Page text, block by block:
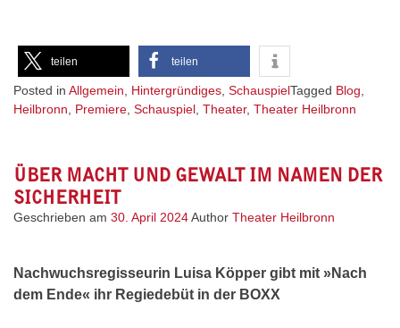
teilen teilen
Posted in Allgemein Hintergründiges SchauspielTagged Blog
Heilbronn
Premiere Schauspiel Theater, Theater Heilbronn
ÜBER MACHT UND GEWALT IM NAMEN DER
SICHERHEIT
Geschrieben am 30. April 2024Author Theater Heilbronn
Nachwuchsregisseurin Luisa Köpper gibt mit »Nach
dem Ende« ihr Regiedebüt in der BOXX